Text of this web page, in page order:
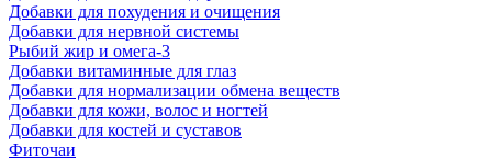
Добавки для похудения и очищения
Добавки для нервной системы
Рыбий жир и омега-3
Добавки витаминные для глаз
Добавки для нормализации обмена веществ
Добавки для кожи, волос и ногтей
Добавки для костей и суставов
Фиточаи